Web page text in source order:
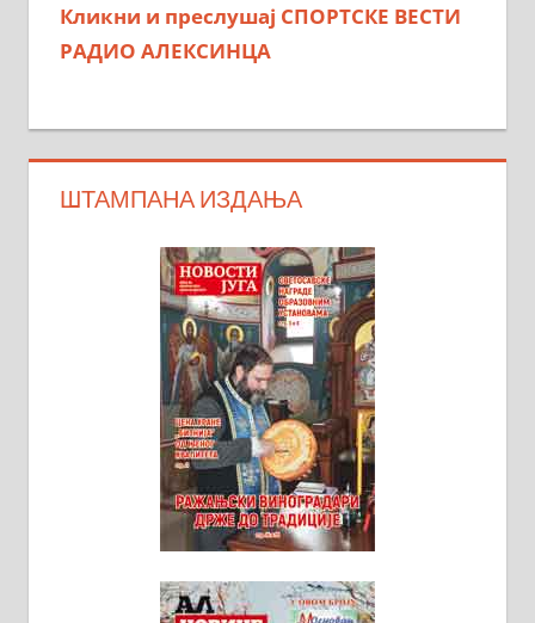
Кликни и преслушај СПОРТСКЕ ВЕСТИ
РАДИО АЛЕКСИНЦА
ШТАМПАНА ИЗДАЊА